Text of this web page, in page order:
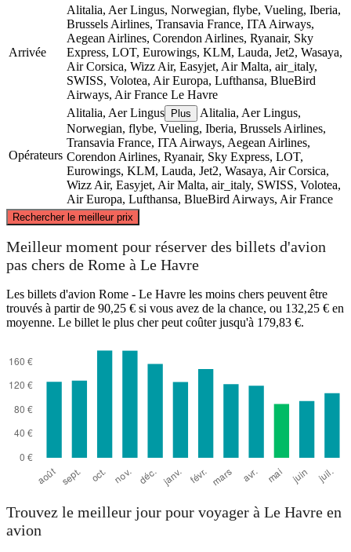
Arrivée
Alitalia, Aer Lingus, Norwegian, flybe, Vueling, Iberia,
Brussels Airlines, Transavia France, ITA Airways,
Aegean Airlines, Corendon Airlines, Ryanair, Sky
Express, LOT, Eurowings, KLM, Lauda, Jet2, Wasaya,
Air Corsica, Wizz Air, Easyjet, Air Malta, air_italy,
SWISS, Volotea, Air Europa, Lufthansa, BlueBird
Airways, Air France Le Havre
Opérateurs
Alitalia, Aer Lingus Plus
Alitalia, Aer Lingus,
Norwegian, flybe, Vueling, Iberia, Brussels Airlines,
Transavia France, ITA Airways, Aegean Airlines,
Corendon Airlines, Ryanair, Sky Express, LOT,
Eurowings, KLM, Lauda, Jet2, Wasaya, Air Corsica,
Wizz Air, Easyjet, Air Malta, air_italy, SWISS, Volotea,
Air Europa, Lufthansa, BlueBird Airways, Air France
Rechercher le meilleur prix
©CARTO, ©OpenStreetMapcontributors
Meilleur moment pour réserver des billets d'avion
pas chers de Rome à Le Havre
Les billets d'avion Rome - Le Havre les moins chers peuvent être
trouvés à partir de 90,25 € si vous avez de la chance, ou 132,25 € en
moyenne. Le billet le plus cher peut coûter jusqu'à 179,83 €.
Trouvez le meilleur jour pour voyager à Le Havre en
avion